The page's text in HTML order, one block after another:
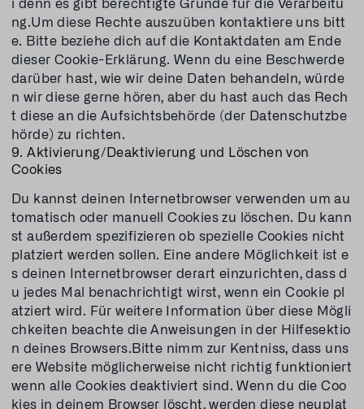
ng.Um diese Rechte auszuüben kontaktiere uns bitt
e. Bitte beziehe dich auf die Kontaktdaten am Ende
dieser Cookie-Erklärung. Wenn du eine Beschwerde
darüber hast, wie wir deine Daten behandeln, würde
n wir diese gerne hören, aber du hast auch das Rech
t diese an die Aufsichtsbehörde (der Datenschutzbe
hörde) zu richten.
9. Aktivierung/Deaktivierung und Löschen von
Cookies
Du kannst deinen Internetbrowser verwenden um au
tomatisch oder manuell Cookies zu löschen. Du kann
st außerdem spezifizieren ob spezielle Cookies nicht
platziert werden sollen. Eine andere Möglichkeit ist e
s deinen Internetbrowser derart einzurichten, dass d
u jedes Mal benachrichtigt wirst, wenn ein Cookie pl
atziert wird. Für weitere Information über diese Mögli
chkeiten beachte die Anweisungen in der Hilfesektio
n deines Browsers.Bitte nimm zur Kentniss, dass uns
ere Website möglicherweise nicht richtig funktioniert
wenn alle Cookies deaktiviert sind. Wenn du die Coo
kies in deinem Browser löscht, werden diese neuplat